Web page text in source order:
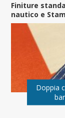
Finiture
nautico e
Doppia